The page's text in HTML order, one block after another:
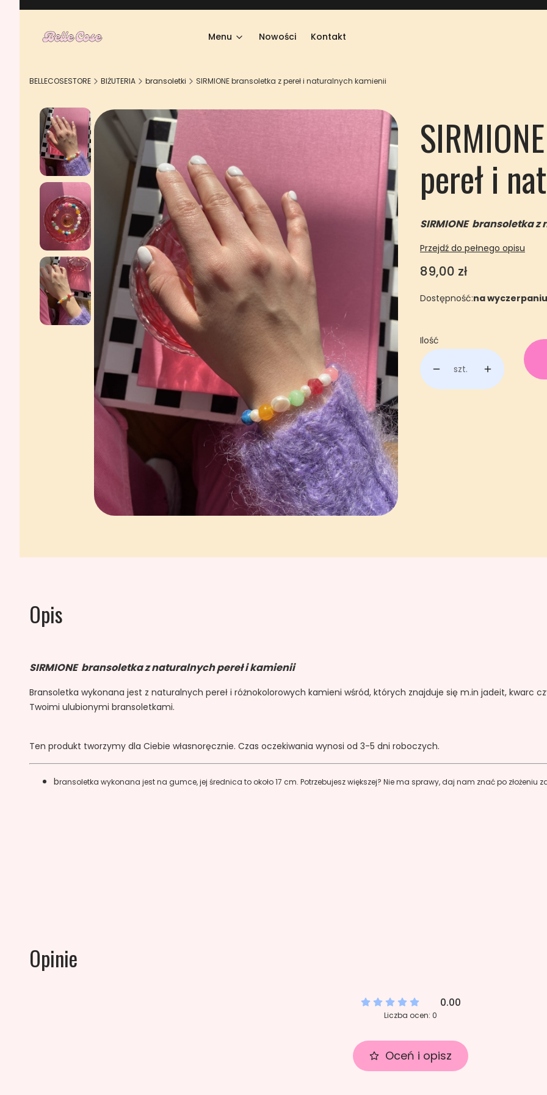
Menu Nowości Kontakt
BELLECOSESTORE BIŻUTERIA bransoletki SIRMIONE bransoletka z pereł i naturalnych kamienii
pereł i
SIRMIONE bransoletka
Przejdź do pełnego opisu
Cena
89,00 zł
Dostępność:na wyczerpaniu
Ilość
szt.
Opis
SIRMIONE bransoletka z naturalnych pereł i kamienii
Bransoletka wykonana jest z naturalnych pereł i różnokolorowych kamieni wśród, których znajduje się m.in jadeit, kwarc
Twoimi ulubionymi bransoletkami.
Ten produkt tworzymy dla Ciebie własnoręcznie. Czas oczekiwania wynosi od 3-5 dni roboczych.
bransoletka wykonana jest na gumce, jej średnica to około 17 cm. Potrzebujesz większej? Nie ma sprawy, daj nam znać po złożeniu
Opinie
0.00
Liczba ocen: 0
Oceń i opisz